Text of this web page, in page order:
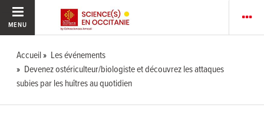
MENU
Accueil
Les événements
Devenez ostériculteur/biologiste et découvrez les attaques
subies par les huîtres au quotidien